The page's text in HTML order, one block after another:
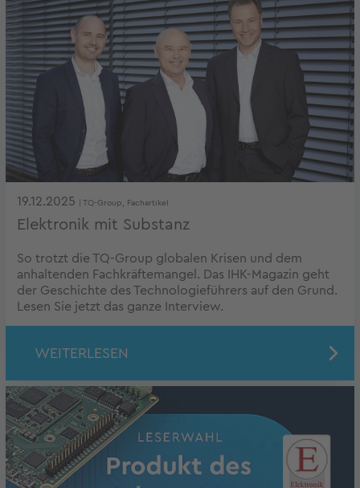
19.12.2025 | TQ-Group, Fachartikel
Elektronik mit Substanz
So trotzt die TQ-Group globalen Krisen und dem
anhaltenden Fachkräftemangel. Das IHK-Magazin geht
der Geschichte des Technologieführers auf den Grund.
Lesen Sie jetzt das ganze Interview.
WEITERLESEN